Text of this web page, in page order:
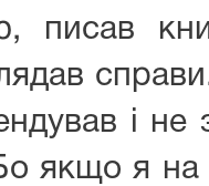
писав
і не
якщо я на